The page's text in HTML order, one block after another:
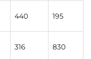
440 195
316 830